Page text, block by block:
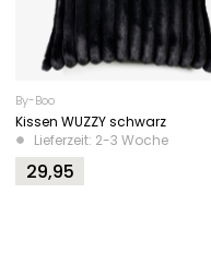
By-Boo
Kissen WUZZY schwarz
Lieferzeit: 2-3 Woche
29,95